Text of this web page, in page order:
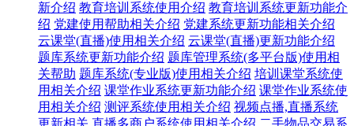
新介绍 教育培训系统使用介绍 教育培训系统更新功能介
绍 党建使用帮助相关介绍 党建系统更新功能相关介绍
云课堂(直播)使用相关介绍 云课堂(直播)更新功能介绍
题库系统更新功能介绍 题库管理系统(多平台版)使用相
关帮助 题库系统(专业版)使用相关介绍 培训课堂系统使
用相关介绍 课堂作业系统更新功能介绍 课堂作业系统使
用相关介绍 测评系统使用相关介绍 视频点播,直播系统
更新相关 直播多商户系统使用相关介绍 二手物品交易系